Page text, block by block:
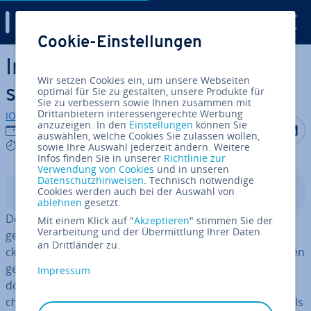
Zum Haupt­in­halt springen
Intel Gaudi 3: Der KI-Be­
schleu­ni­ger im Portrait
IONOS Redaktion
25.02.2025
5 mins
Auf Auf
In­halts­ver­zeich­nis
Der Intel Gaudi 3 ist ein leis­tungs­star­ker KI-Be­schleu­ni­
ger, der speziell für an­spruchs­vol­le KI-Workloads ent­wi­
ckelt wurde. Der Gaudi 3 wird im 5-Nanometer-Verfahren
gefertigt, verfügt über 64 Tensor-Kerne und bietet
doppelt so viel FP8-Leistung sowie die vierfache KI-Re­
chen­leis­tung wie sein Vorgänger. Damit eignet sich Intels
Cookie-Einstellungen
Wir setzen Cookies ein, um unsere Webseiten
optimal für Sie zu gestalten, unsere Produkte für
Sie zu verbessern sowie Ihnen zusammen mit
Drittanbietern interessengerechte Werbung
anzuzeigen. In den Einstellungen können Sie
auswählen, welche Cookies Sie zulassen wollen,
sowie Ihre Auswahl jederzeit ändern. Weitere
Infos finden Sie in unserer Richtlinie zur
Verwendung von Cookies und in unseren
Datenschutzhinweisen. Technisch notwendige
Cookies werden auch bei der Auswahl von
ablehnen gesetzt.
Mit einem Klick auf "Akzeptieren" stimmen Sie der
Verarbeitung und der Übermittlung Ihrer Daten
an Drittländer zu.
Impressum